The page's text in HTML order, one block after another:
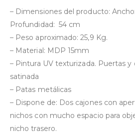
– Dimensiones del producto:
Profundidad: 54 cm
– Peso aproximado: 25,9 Kg.
– Material: MDP 15mm
– Pintura UV texturizada. Puertas y
satinada
– Patas metálicas
– Dispone de: Dos cajones con
nichos con mucho espacio para
nicho trasero.